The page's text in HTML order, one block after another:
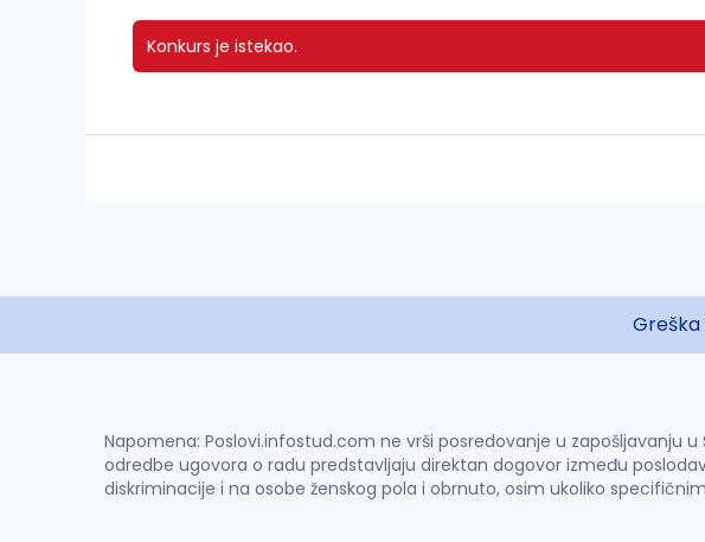
Konkurs je istekao.
Greška
Napomena: Poslovi.infostud.com ne vrši posredovanje u zapošljavanju
odredbe ugovora o radu predstavljaju direktan dogovor između
diskriminacije i na osobe ženskog pola i obrnuto, osim ukoliko